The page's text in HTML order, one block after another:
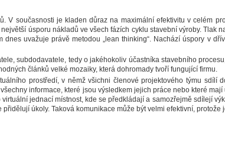
V současnosti je kladen důraz na maximální efektivitu v celém
úsporu nákladů ve všech fázích cyklu stavební výroby. Tlak
uvažuje právě metodou „lean thinking“. Nachází úspory v
subdodavatele, tedy o jakéhokoliv účastníka stavebního
článků velké mozaiky, která dohromady tvoří fungující firmu.
prostředí, v němž všichni členové projektového týmu sdílí
informace, které jsou výsledkem jejich práce nebo které mají
jednací místnost, kde se předkládají a samozřejmě sdílejí
úkoly. Taková komunikace může být velmi efektivní, protože